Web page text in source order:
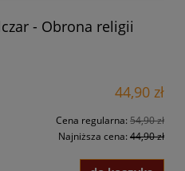
- Obrona religii
44,90 zł
Cena regularna: 54,90 zł
Najniższa cena: 44,90 zł